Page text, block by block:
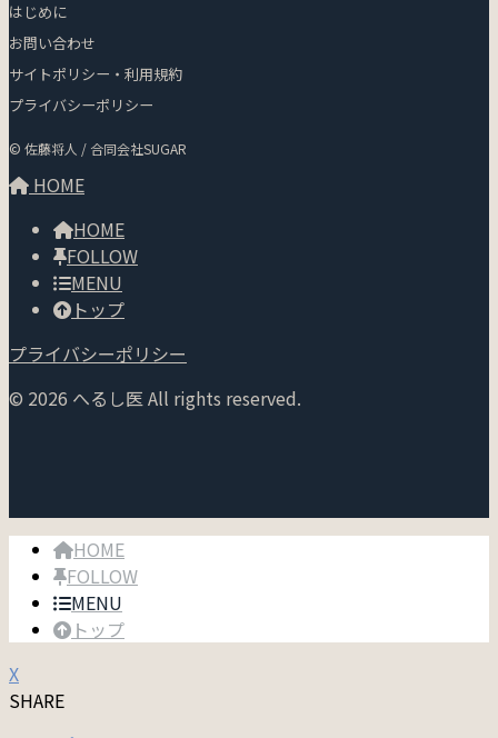
はじめに
お問い合わせ
サイトポリシー・利用規約
プライバシーポリシー
© 佐藤将人 / 合同会社SUGAR
HOME
HOME
FOLLOW
MENU
トップ
プライバシーポリシー
© 2026 へるし医 All rights reserved.
HOME
FOLLOW
MENU
トップ
X
SHARE